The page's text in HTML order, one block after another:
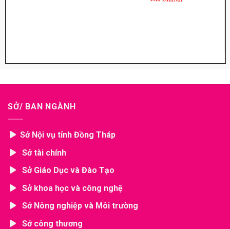
SỞ/ BAN NGÀNH
Sở Nội vụ tỉnh Đồng Tháp
Sở tài chính
Sở Giáo Dục và Đào Tạo
Sở khoa học và công nghệ
Sở Nông nghiệp và Môi trường
Sở công thương